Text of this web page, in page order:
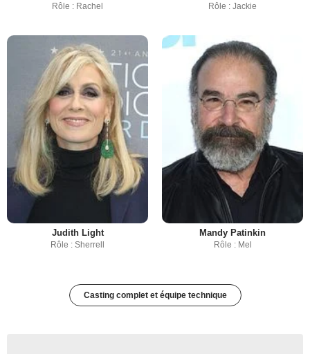
Rôle : Rachel Rôle : Jackie
Judith Light
Rôle : Sherrell
Mandy Patinkin
Rôle : Mel
Casting complet et équipe technique